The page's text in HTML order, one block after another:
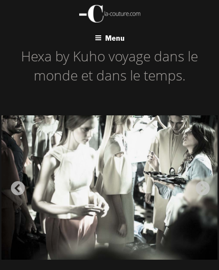
Menu
Hexa by Kuho voyage dans le
monde et dans le temps.